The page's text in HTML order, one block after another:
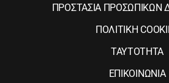
ΠΡΟΣΤΑΣΙΑ
ΠΟΛΙΤΙΚΗ
ΤΑΥΤΟΤΗΤΑ
ΕΠΙΚΟΙΝΩΝΙΑ